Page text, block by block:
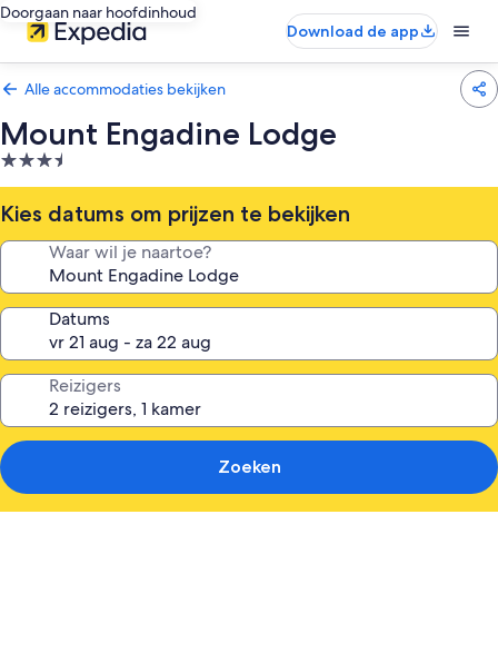
Doorgaan naar hoofdinhoud
Download de app
Alle accommodaties bekijken
Mount Engadine Lodge
3.5-
sterrenaccommodatie
Kies datums om prijzen te bekijken
Waar wil je naartoe?
Datums
Reizigers
Zoeken